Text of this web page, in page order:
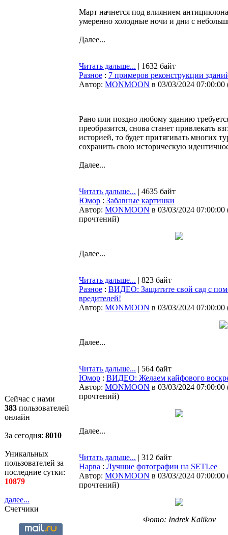
Сейчас с нами
383 пользователей
онлайн
За сегодня: 8010
Уникальных
пользователей за
последние сутки:
10879
далее...
Счетчики
Март начнется под влиянием
умеренно холодные ночи и дни с
Далее...
Читать дальше... | 1632 байт
Разное : 7 примеров реконструкции
Автор: MONMOON в 03/03/2024 07:00:00
Рано или поздно любому зданию
преобразится, снова станет привлекать
историей, то будет притягивать многих
сохранить свою историческую
Далее...
Читать дальше... | 4635 байт
Юмор : Забавные картинки
Автор: MONMOON в 03/03/2024 07:00:00
прочтений)
Далее...
Читать дальше... | 823 байт
Разное : ВИДЕО: Защитите свой сад с
вредителей!
Автор: MONMOON в 03/03/2024 07:00:00
Далее...
Читать дальше... | 564 байт
Юмор : ВИДЕО: Желаем кайфового
Автор: MONMOON в 03/03/2024 07:00:00
прочтений)
Далее...
Читать дальше... | 312 байт
Нарва : Лучшие фотографии на SETI.ee
Автор: MONMOON в 03/03/2024 07:00:00
прочтений)
Фото: Indrek Kalikov